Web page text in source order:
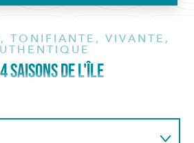
TONIFIANTE, VIVANTE,
SAISONS DE L'ÎLE